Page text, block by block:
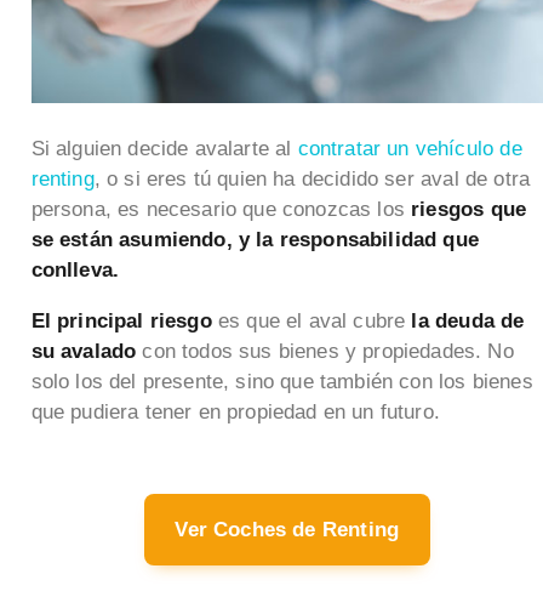
Si alguien decide avalarte al contratar un vehículo de
renting, o si eres tú quien ha decidido ser aval de otra
persona, es necesario que conozcas los riesgos que
se están asumiendo, y la responsabilidad que
conlleva.
El principal riesgoes que el aval cubre la deuda de
su avalado con todos sus bienes y propiedades. No
solo los del presente, sino que también con los bienes
que pudiera tener en propiedad en un futuro.
Ver Coches de Renting